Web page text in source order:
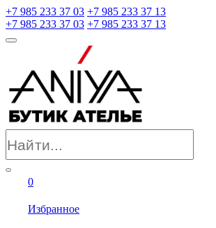
+7 985 233 37 03 +7 985 233 37 13
+7 985 233 37 03 +7 985 233 37 13
0
Избранное